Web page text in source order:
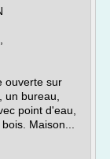
ouverte sur
bureau,
point d'eau,
Maison...